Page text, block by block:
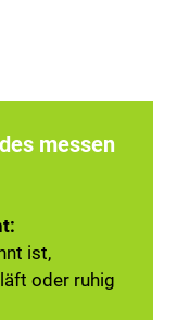
messen
ist,
oder ruhig